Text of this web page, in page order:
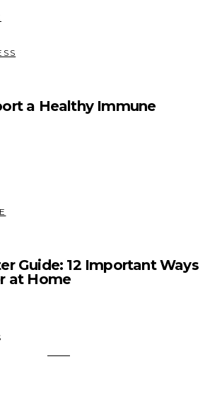
a Healthy Immune
Guide: 12 Important Ways
at Home